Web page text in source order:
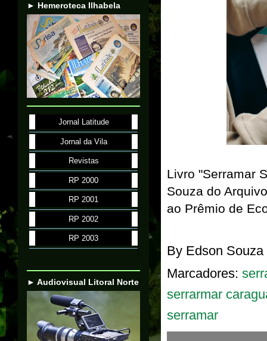
Livro "Serramar
Souza do
ao Prêmio de
By Edson Souza
Marcadores:
serrarmar
serramar
► Hemeroteca Ilhabela
Jornal Latitude
Jornal da Vila
Revistas
RP 2000
RP 2001
RP 2002
RP 2003
► Audiovisual Litoral Norte